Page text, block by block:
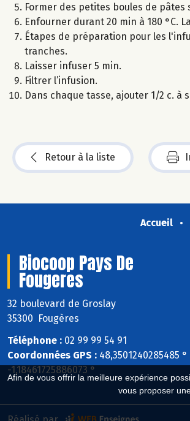
Afin de vous offrir la meilleure expérience
vous proposer
Former des petites boules de
Enfourner durant 20 min à 180 °C.
Étapes de préparation pour les
tranches.
Laisser infuser 5 min.
Filtrer l’infusion.
Dans chaque tasse, ajouter 1/2 c. à
Retour à la liste
Accueil
Biocoop Pays De
Fougeres
32 boulevard de Groslay
35300 Fougères
Téléphone : 02 99 99 54 91
Coordonnées GPS : 48,3501240285485 °
-1,18461725886073 °